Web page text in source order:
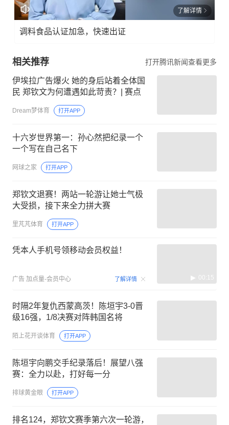
了解详情
调料食品认证加急，快速出证
相关推荐 打开腾讯新闻查看更多
伊埃拉广告爆火 她的身后站着全体国
民 郑钦文为何遭遇如此苛责？| 赛点
Dream梦体育 打开APP
十六岁世界第一：孙心然把纪录一个
一个写在自己名下
网球之家 打开APP
郑钦文退赛！两站一轮游让她士气极
大受损，接下来全力拼大赛
里芃芃体育 打开APP
凭本人手机号领移动会员权益！
广告 加点量-会员中心 了解详情 00:15
时隔2年复仇西蒙高茨！陈垣宇3-0晋
级16强，1/8决赛对阵韩国名将
陌上花开谈体育 打开APP
陈垣宇向鹏交手纪录落后！展望八强
赛：全力以赴，打好每一分
排球黄金眼 打开APP
排名124，郑钦文赛季第六次一轮游，